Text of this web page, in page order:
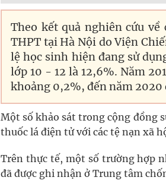
Theo kết quả nghiên cứu
THPT tại Hà Nội do Viện
lệ học sinh hiện đang sử
lớp 10 - 12 là 12,6%. Năm
khoảng 0,2%, đến năm 2020
Một số khảo sát trong cộng đồng
thuốc lá điện tử với các tệ nạn xã
Trên thực tế, một số trường hợp
đã được ghi nhận ở Trung tâm